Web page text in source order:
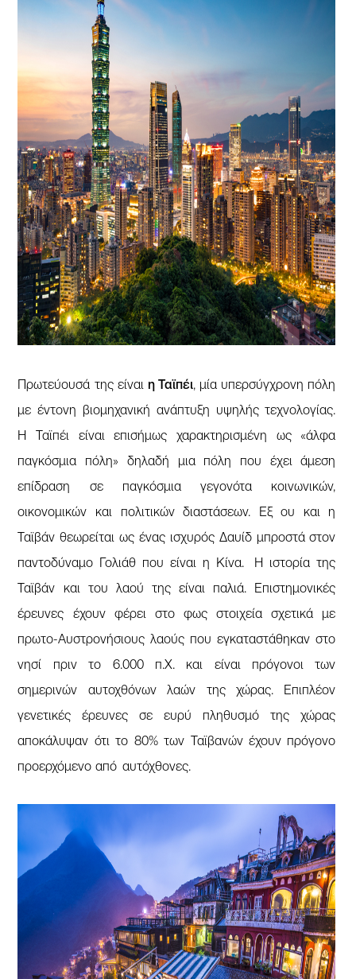
Πρωτεύουσά της είναι η Ταϊπέι, μία υπερσύγχρονη πόλη
με έντονη βιομηχανική ανάπτυξη υψηλής τεχνολογίας.
Η Ταϊπέι είναι επισήμως χαρακτηρισμένη ως «άλφα
παγκόσμια πόλη» δηλαδή μια πόλη που έχει άμεση
επίδραση σε παγκόσμια γεγονότα κοινωνικών,
οικονομικών και πολιτικών διαστάσεων. Εξ ου και η
Ταϊβάν θεωρείται ως ένας ισχυρός Δαυίδ μπροστά στον
παντοδύναμο Γολιάθ που είναι η Κίνα. Η ιστορία της
Ταϊβάν και του λαού της είναι παλιά. Επιστημονικές
έρευνες έχουν φέρει στο φως στοιχεία σχετικά με
πρωτο-Αυστρονήσιους λαούς που εγκαταστάθηκαν στο
νησί πριν το 6.000 π.Χ. και είναι πρόγονοι των
σημερινών αυτοχθόνων λαών της χώρας. Επιπλέον
γενετικές έρευνες σε ευρύ πληθυσμό της χώρας
αποκάλυψαν ότι το 80% των Ταϊβανών έχουν πρόγονο
προερχόμενο από αυτόχθονες.